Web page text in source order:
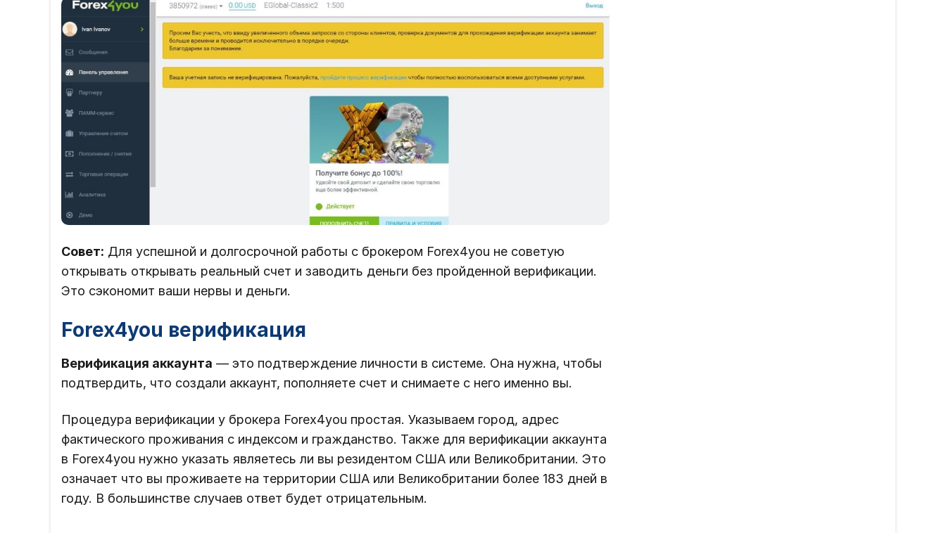
Совет: Для успешной и долгосрочной работы с брокером Forex4you не советую
открывать открывать реальный счет и заводить деньги без пройденной верификации.
Это сэкономит ваши нервы и деньги.
Forex4you верификация
Верификация аккаунта — это подтверждение личности в системе. Она нужна, чтобы
подтвердить, что создали аккаунт, пополняете счет и снимаете с него именно вы.
Процедура верификации у брокера Forex4you простая. Указываем город, адрес
фактического проживания с индексом и гражданство. Также для верификации аккаунта
в Forex4you нужно указать являетесь ли вы резидентом США или Великобритании. Это
означает что вы проживаете на территории США или Великобритании более 183 дней в
году. В большинстве случаев ответ будет отрицательным.